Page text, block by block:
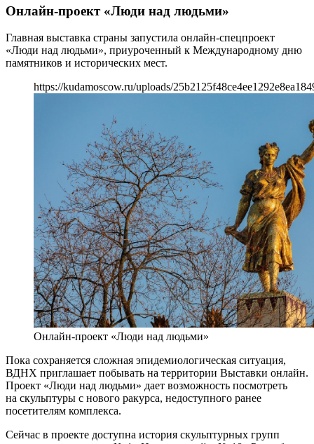
Онлайн-проект «Люди над людьми»
Главная выставка страны запустила онлайн-спецпроект
«Люди над людьми», приуроченный к Международному дню
памятников и исторических мест.
https://kudamoscow.ru/uploads/
Онлайн-проект «Люди над людьми»
Пока сохраняется сложная эпидемиологическая ситуация,
ВДНХ приглашает побывать на территории Выставки онлайн.
Проект «Люди над людьми» дает возможность посмотреть
на скульптуры с нового ракурса, недоступного ранее
посетителям комплекса.
Сейчас в проекте доступна история скульптурных групп